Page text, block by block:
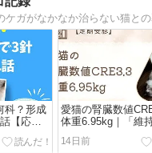
科？形成
【応急
の後の経
愛猫の腎臓数値
体重6.95kg｜「維
で背中が骨ばって
【定期受診】
14日前